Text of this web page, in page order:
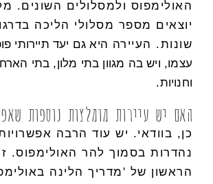
האולימפוס ולמסלולים השונים.
יוצאים מספר מסלולי הליכה
שונות. העיירה היא גם יעד תיירותי
עצמו, ויש בה מגוון בתי מלון, בתי
וחנויות.
האם יש עיירות מומלצות נוספות
כן, בוודאי. יש עוד הרבה
נהדרות בסמוך להר האולימפוס.
הראשון של 'מדריך הלינה